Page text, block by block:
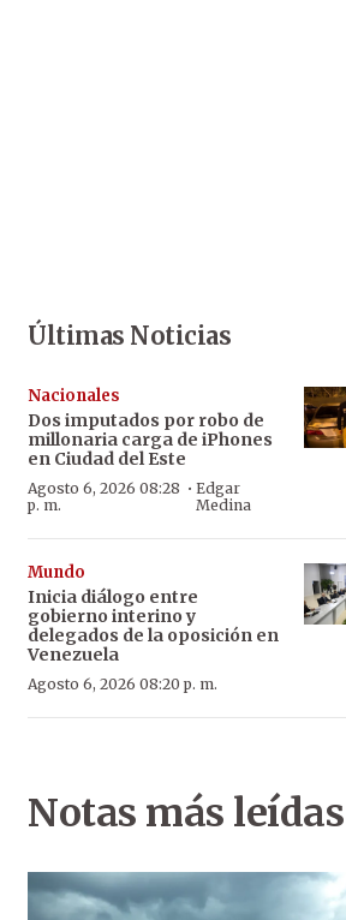
Últimas Noticias
Nacionales
Dos imputados por robo de
millonaria carga de iPhones
en Ciudad del Este
Agosto 6, 2026 08:28
p. m.
· Edgar
Medina
Mundo
Inicia diálogo entre
gobierno interino y
delegados de la oposición en
Venezuela
Agosto 6, 2026 08:20 p. m.
Notas más leídas